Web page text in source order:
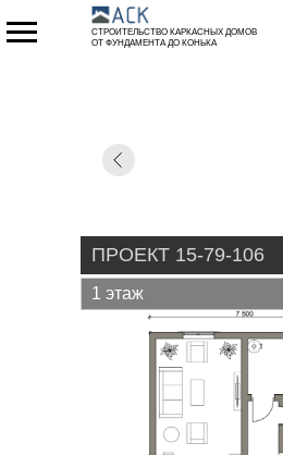
СТРОИТЕЛЬСТВО КАРКАСНЫХ ДОМОВ
ОТ ФУНДАМЕНТА ДО КОНЬКА
ПРОЕКТ 15-79-106
1 этаж